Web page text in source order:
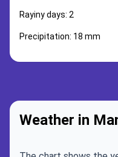
Rayiny days: 2
Precipitation: 18 mm
Weather in